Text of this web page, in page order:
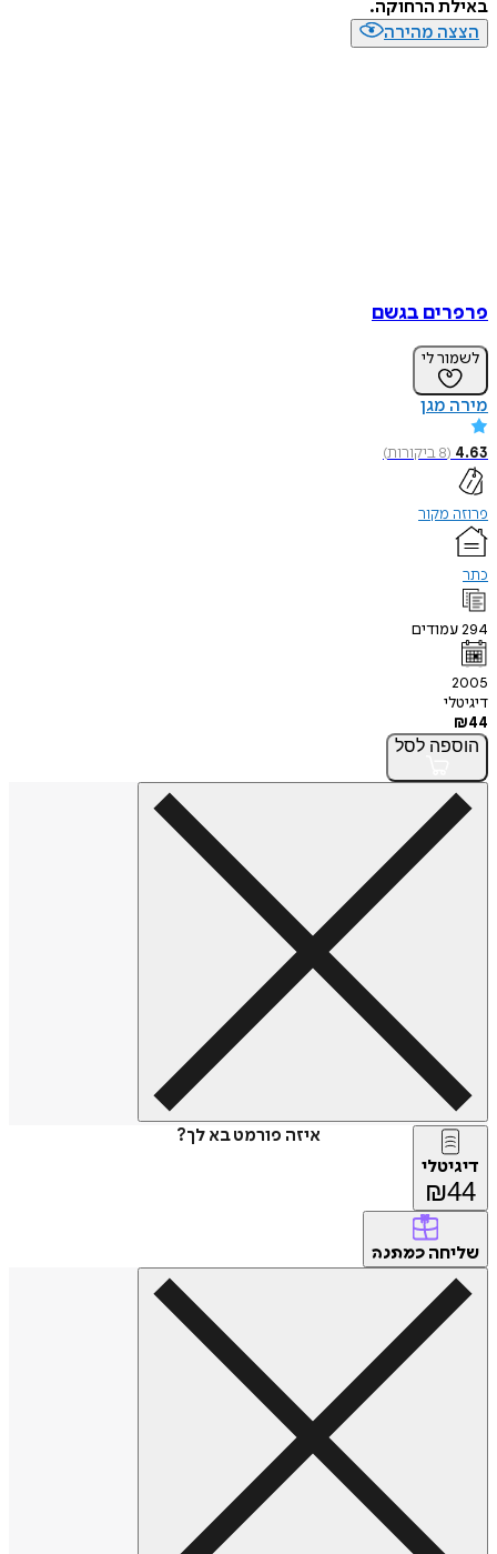
באילת הרחוקה.
הצצה מהירה
פרפרים בגשם
לשמור לי
מירה מגן
4.63
(
8ביקורות)
פרוזה מקור
כתר
294עמודים
2005
דיגיטלי
₪44
הוספה לסל
איזה פורמט בא לך?
דיגיטלי
₪44
שליחה כמתנה